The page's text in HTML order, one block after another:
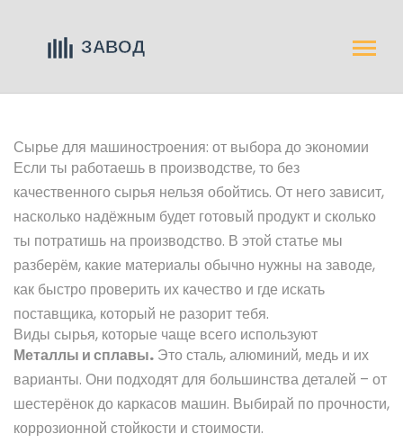
Сырье для машиностроения: от выбора до экономии
Если ты работаешь в производстве, то без
качественного сырья нельзя обойтись. От него зависит,
насколько надёжным будет готовый продукт и сколько
ты потратишь на производство. В этой статье мы
разберём, какие материалы обычно нужны на заводе,
как быстро проверить их качество и где искать
поставщика, который не разорит тебя.
Виды сырья, которые чаще всего используют
Металлы и сплавы. Это сталь, алюминий, медь и их
варианты. Они подходят для большинства деталей – от
шестерёнок до каркасов машин. Выбирай по прочности,
коррозионной стойкости и стоимости.